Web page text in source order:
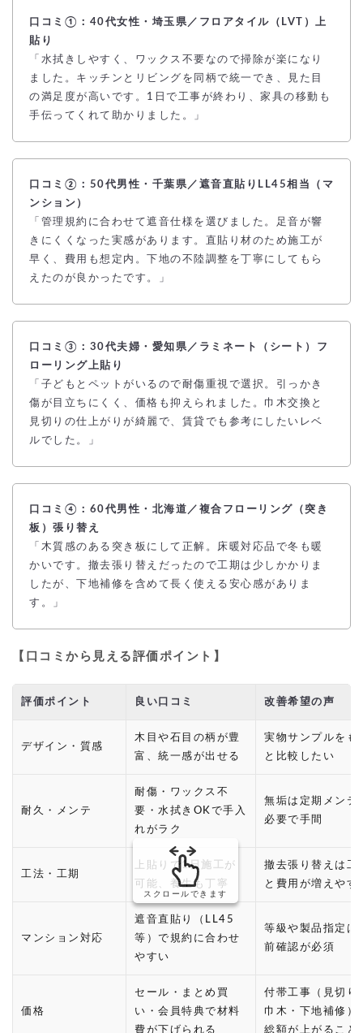
口コミ①：40代女性・埼玉県／フロアタイル（LVT）上
貼り
「水拭きしやすく、ワックス不要なので掃除が楽になり
ました。キッチンとリビングを同柄で統一でき、見た目
の満足度が高いです。1日で工事が終わり、家具の移動も
手伝ってくれて助かりました。」
口コミ②：50代男性・千葉県／遮音直貼りLL45相当（マ
ンション）
「管理規約に合わせて遮音仕様を選びました。足音が響
きにくくなった実感があります。直貼り材のため施工が
早く、費用も想定内。下地の不陸調整を丁寧にしてもら
えたのが良かったです。」
口コミ③：30代夫婦・愛知県／ラミネート（シート）フ
ローリング上貼り
「子どもとペットがいるので耐傷重視で選択。引っかき
傷が目立ちにくく、価格も抑えられました。巾木交換と
見切りの仕上がりが綺麗で、賃貸でも参考にしたいレベ
ルでした。」
口コミ④：60代男性・北海道／複合フローリング（突き
板）張り替え
「木質感のある突き板にして正解。床暖対応品で冬も暖
かいです。撤去張り替えだったので工期は少しかかりま
したが、下地補修を含めて長く使える安心感がありま
す。」
【口コミから見える評価ポイント】
評価ポイント 良い口コミ 改善希望の声
デザイン・質感
木目や石目の柄が豊
富、統一感が出せる
実物サンプルをも
と比較したい
耐久・メンテ
耐傷・ワックス不
要・水拭きOKで手入
れがラク
無垢は定期メンテ
必要で手間
工法・工期
上貼りで1日施工が
可能、養生も丁寧
撤去張り替えは工
と費用が増えやす
マンション対応
遮音直貼り（LL45
等）で規約に合わせ
やすい
等級や製品指定は
前確認が必須
価格
セール・まとめ買
い・会員特典で材料
費が下げられる
付帯工事（見切り
巾木・下地補修）
総額が上がること
スクロールできます